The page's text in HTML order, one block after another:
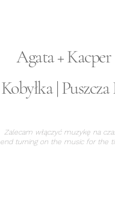
Agata + Kacper
Kobyłka |
Zalecam włączyć muzykę na
turning on the music for the